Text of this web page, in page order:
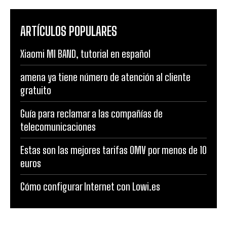
ARTÍCULOS POPULARES
Xiaomi MI BAND, tutorial en español
amena ya tiene número de atención al cliente
gratuito
Guía para reclamar a las compañías de
telecomunicaciones
Estas son las mejores tarifas OMV por menos de 10
euros
Cómo configurar Internet con Lowi.es